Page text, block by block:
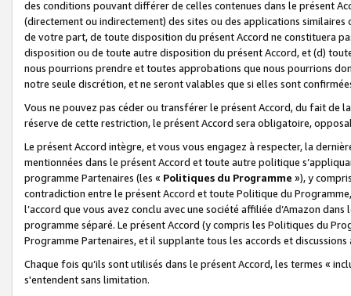
des conditions pouvant différer de celles contenues dans le présent
(directement ou indirectement) des sites ou des applications
de votre part, de toute disposition du présent Accord ne constituera
disposition ou de toute autre disposition du présent Accord, et (d)
nous pourrions prendre et toutes approbations que nous pourrions
notre seule discrétion, et ne seront valables que si elles sont
Vous ne pouvez pas céder ou transférer le présent Accord, du fait de
réserve de cette restriction, le présent Accord sera obligatoire,
Le présent Accord intègre, et vous vous engagez à respecter, la
mentionnées dans le présent Accord et toute autre politique
programme Partenaires (les « Politiques du Programme »), y
contradiction entre le présent Accord et toute Politique du
l’accord que vous avez conclu avec une société affiliée d’Amazon
programme séparé. Le présent Accord (y compris les Politiques du
Programme Partenaires, et il supplante tous les accords et discussions
Chaque fois qu’ils sont utilisés dans le présent Accord, les termes «
s'entendent sans limitation.